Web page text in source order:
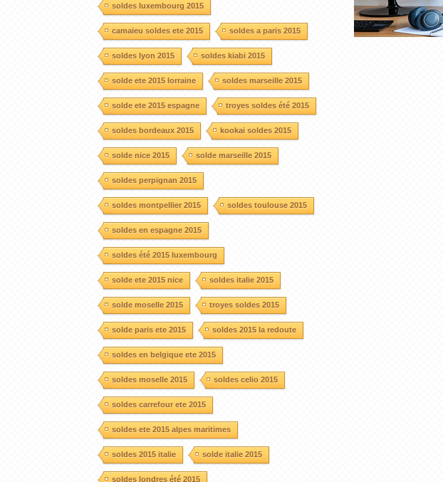
soldes luxembourg 2015
camaieu soldes ete 2015 soldes a paris 2015
soldes lyon 2015 soldes kiabi 2015
solde ete 2015 lorraine soldes marseille 2015
solde ete 2015 espagne troyes soldes été 2015
soldes bordeaux 2015 kookai soldes 2015
solde nice 2015 solde marseille 2015
soldes perpignan 2015
soldes montpellier 2015 soldes toulouse 2015
soldes en espagne 2015
soldes été 2015 luxembourg
solde ete 2015 nice soldes italie 2015
solde moselle 2015 troyes soldes 2015
solde paris ete 2015 soldes 2015 la redoute
soldes en belgique ete 2015
soldes moselle 2015 soldes celio 2015
soldes carrefour ete 2015
soldes ete 2015 alpes maritimes
soldes 2015 italie solde italie 2015
soldes londres été 2015